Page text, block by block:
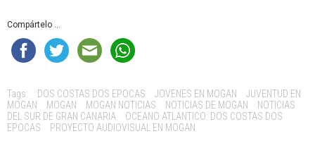
Compártelo ...
Tags: DOS COSTAS DOS EPOCAS JOVENES EN MOGAN
JUVENTUD EN
MOGAN
MOGAN MOGAN NOTICIAS NOTICIAS DE MOGAN
NOTICIAS
DEL SUR DE GRAN CANARIA
OCEANO ATLANTICO: DOS COSTAS DOS
EPOCAS
PROYECTO AUDIOVISUAL EN MOGAN